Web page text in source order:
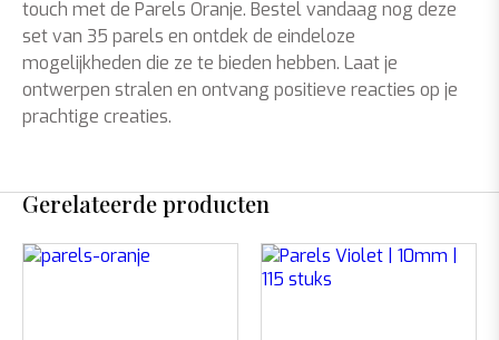
touch met de Parels Oranje. Bestel vandaag nog deze
set van 35 parels en ontdek de eindeloze
mogelijkheden die ze te bieden hebben. Laat je
ontwerpen stralen en ontvang positieve reacties op je
prachtige creaties.
Gerelateerde producten